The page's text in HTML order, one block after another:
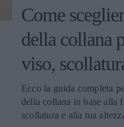
Come
della collana
viso,
Ecco la guida completa
della collana in base alla
scollatura e alla tua